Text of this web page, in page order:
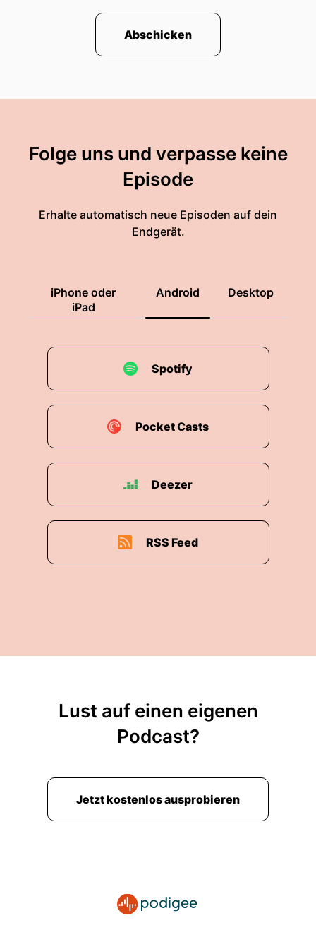
Abschicken
Folge uns und verpasse keine
Episode
Erhalte automatisch neue Episoden auf dein
Endgerät.
iPhone oder
iPad
Android Desktop
Spotify
Pocket Casts
Deezer
RSS Feed
Lust auf einen eigenen
Podcast?
Jetzt kostenlos ausprobieren